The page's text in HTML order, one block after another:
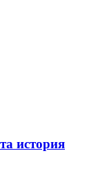
история